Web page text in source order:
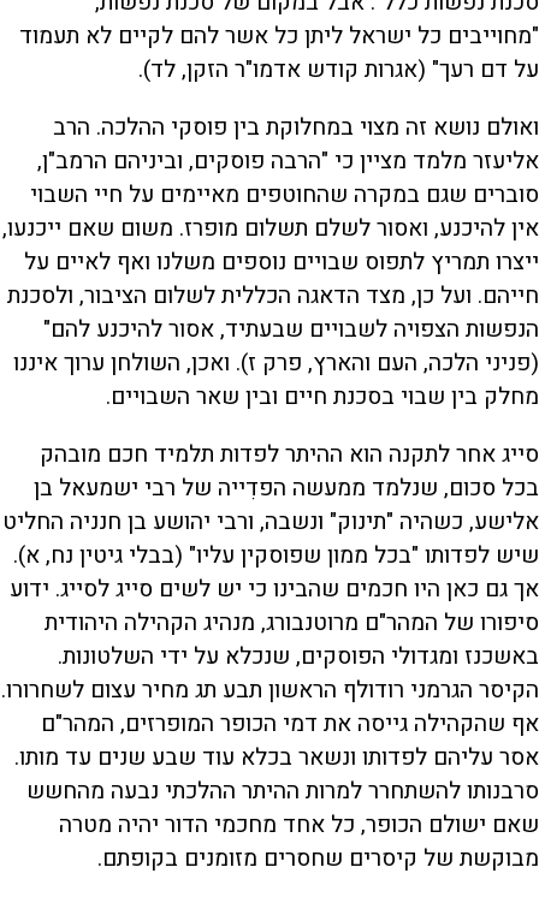
"מחוייבים כל ישראל ליתן כל אשר להם לקיים לא תעמוד
על דם רעך" (אגרות קודש אדמו"ר הזקן, לד).
ואולם נושא זה מצוי במחלוקת בין פוסקי ההלכה. הרב
אליעזר מלמד מציין כי "הרבה פוסקים, וביניהם הרמב"ן,
סוברים שגם במקרה שהחוטפים מאיימים על חיי השבוי
אין להיכנע, ואסור לשלם תשלום מופרז. משום שאם ייכנעו,
ייצרו תמריץ לתפוס שבויים נוספים משלנו ואף לאיים על
חייהם. ועל כן, מצד הדאגה הכללית לשלום הציבור, ולסכנת
הנפשות הצפויה לשבויים שבעתיד, אסור להיכנע להם"
(פניני הלכה, העם והארץ, פרק ז). ואכן, השולחן ערוך איננו
מחלק בין שבוי בסכנת חיים ובין שאר השבויים.
סייג אחר לתקנה הוא ההיתר לפדות תלמיד חכם מובהק
בכל סכום, שנלמד ממעשה הפדִייה של רבי ישמעאל בן
אלישע, כשהיה "תינוק" ונשבה, ורבי יהושע בן חנניה החליט
שיש לפדותו "בכל ממון שפוסקין עליו" (בבלי גיטין נח, א).
אך גם כאן היו חכמים שהבינו כי יש לשים סייג לסייג. ידוע
סיפורו של המהר"ם מרוטנבורג, מנהיג הקהילה היהודית
באשכנז ומגדולי הפוסקים, שנכלא על ידי השלטונות.
הקיסר הגרמני רודולף הראשון תבע תג מחיר עצום לשחרורו.
אף שהקהילה גייסה את דמי הכופר המופרזים, המהר"ם
אסר עליהם לפדותו ונשאר בכלא עוד שבע שנים עד מותו.
סרבנותו להשתחרר למרות ההיתר ההלכתי נבעה מהחשש
שאם ישולם הכופר, כל אחד מחכמי הדור יהיה מטרה
מבוקשת של קיסרים שחסרים מזומנים בקופתם.